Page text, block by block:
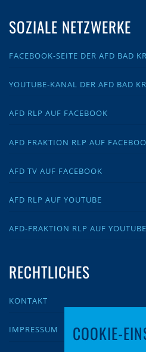
SOZIALE NETZWERKE
FACEBOOK-SEITE DER AFD BAD
YOUTUBE-KANAL DER AFD BAD
AFD RLP AUF FACEBOOK
AFD FRAKTION RLP AUF
AFD TV AUF FACEBOOK
AFD RLP AUF YOUTUBE
AFD-FRAKTION RLP AUF YOUTUBE
RECHTLICHES
KONTAKT
IMPRESSUM COOKIE-